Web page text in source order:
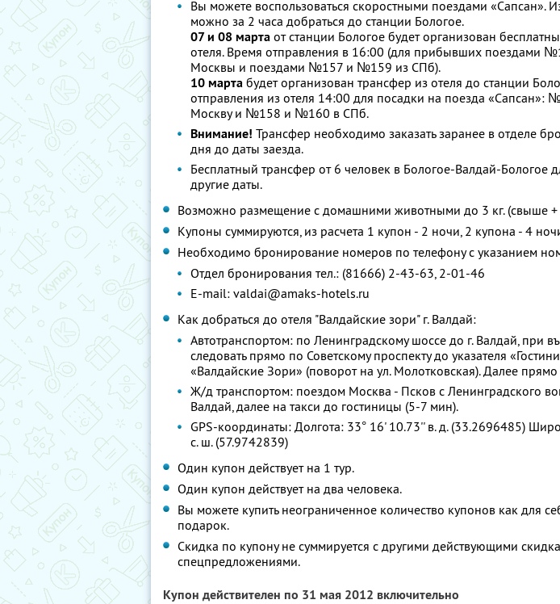
Вы можете воспользоваться скоростными поездами «Сапсан».
можно за 2 часа добраться до станции Бологое.
07 и 08 марта от станции Бологое будет организован
отеля. Время отправления в 16:00 (для прибывших поездами
Москвы и поездами №157 и №159 из СПб).
10 марта будет организован трансфер из отеля до станции
отправления из отеля 14:00 для посадки на поезда
Москву и №158 и №160 в СПб.
Внимание! Трансфер необходимо заказать заранее в отделе
дня до даты заезда.
Бесплатный трансфер от 6 человек в Бологое-Валдай-Бологое
другие даты.
Возможно размещение с домашними животными до 3 кг. (свыше +
Купоны суммируются, из расчета 1 купон - 2 ночи, 2 купона - 4
Необходимо бронирование номеров по телефону с указанием
Отдел бронирования тел.: (81666) 2-43-63, 2-01-46
E-mail: valdai@amaks-hotels.ru
Как добраться до отеля "Валдайские зори" г. Валдай:
Автотранспортом: по Ленинградскому шоссе до г. Валдай, при
следовать прямо по Советскому проспекту до указателя
«Валдайские Зори» (поворот на ул. Молотковская). Далее
Ж/д транспортом: поездом Москва - Псков с Ленинградского
Валдай, далее на такси до гостиницы (5-7 мин).
GPS-координаты: Долгота: 33° 16' 10.73'' в. д. (33.2696485)
с. ш. (57.9742839)
Один купон действует на 1 тур.
Один купон действует на два человека.
Вы можете купить неограниченное количество купонов как для
подарок.
Скидка по купону не суммируется с другими действующими
спецпредложениями.
Купон действителен по 31 мая 2012 включительно